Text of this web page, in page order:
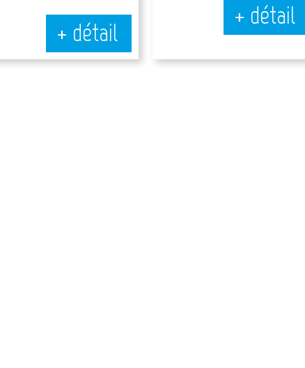
+ détail
+ détail